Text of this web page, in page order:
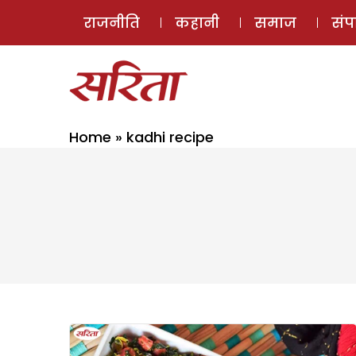
राजनीति कहानी समाज
Home » kadhi recipe